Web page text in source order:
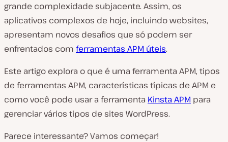
grande complexidade subjacente. Assim, os
aplicativos complexos de hoje, incluindo websites,
apresentam novos desafios que só podem ser
enfrentados com ferramentas APM úteis.
Este artigo explora o que é uma ferramenta APM, tipos
de ferramentas APM, características típicas de APM e
como você pode usar a ferramenta Kinsta APM para
gerenciar vários tipos de sites WordPress.
Parece interessante? Vamos começar!